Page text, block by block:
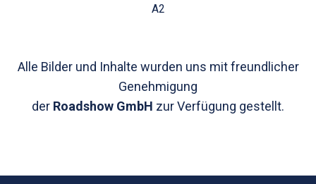
A2
Alle Bilder und Inhalte wurden uns mit freundlicher
Genehmigung
der Roadshow GmbH zur Verfügung gestellt.